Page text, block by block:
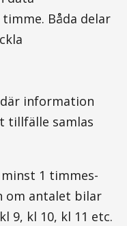
Båda delar
information
tillfälle samlas
1 timmes-
om antalet bilar
9, kl 10, kl 11 etc.